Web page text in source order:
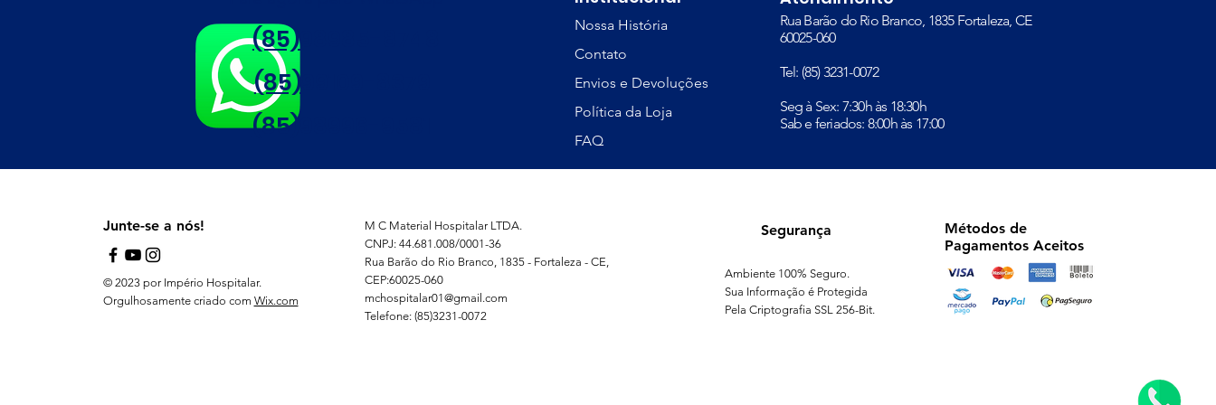
(85)98985-8748
(85)99109-8379
(85)98996-9581
Nossa História
Contato
Envios e Devoluções
Política da Loja
FAQ
Rua Barão do Rio Branco, 1835 Fortaleza, CE
60025-060​
Tel: (85) 3231-0072
​Seg à Sex: 7:30h às 18:30h
Sab e feriados: 8:00h às 17:00
Junte-se a nós!
© 2023 por Império Hospitalar.
Orgulhosamente criado com Wix.com
M C Material Hospitalar LTDA.
CNPJ: 44.681.008/0001-36
Rua Barão do Rio Branco, 1835 - Fortaleza - CE,
CEP:60025-060
mchospitalar01@gmail.com
Telefone: (85)3231-0072
Segurança
Ambiente 100% Seguro.
Sua Informação é Protegida
Pela Criptografia SSL 256-Bit.
Métodos de
Pagamentos Aceitos